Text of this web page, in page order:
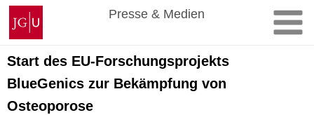
Zum
Inhalt
springen
Johannes
Gutenberg-
Universität
Mainz
Presse & Medien
Start des EU-Forschungsprojekts
BlueGenics zur Bekämpfung von
Osteoporose